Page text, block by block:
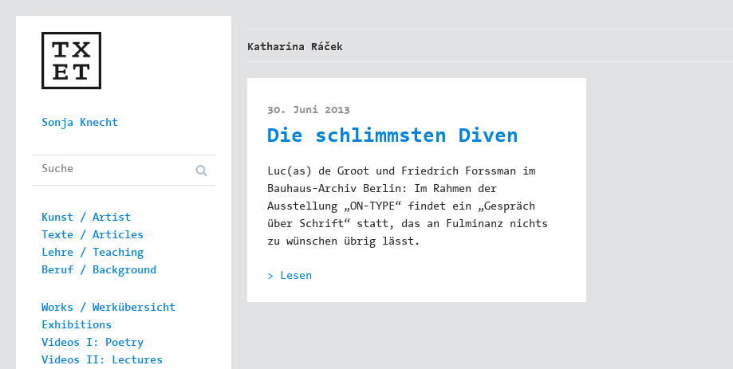
Skip to content
Sonja Knecht
Kunst / Artist
Texte / Articles
Lehre / Teaching
Beruf / Background
Works / Werkübersicht
Exhibitions
Videos I: Poetry
Videos II: Lectures
Katharina Ráček
30. Juni 2013
Die schlimmsten Diven
Luc(as) de Groot und Friedrich Forssman im
Bauhaus-Archiv Berlin: Im Rahmen der
Ausstellung „ON-TYPE“ findet ein „Gespräch
über Schrift“ statt, das an Fulminanz nichts
zu wünschen übrig lässt.
> Lesen